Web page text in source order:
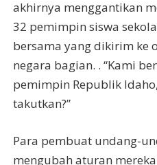
akhirnya menggantikan
32 pemimpin siswa
bersama yang dikirim ke
negara bagian. . “Kami
pemimpin Republik
takutkan?”
Para pembuat undang-
mengubah aturan